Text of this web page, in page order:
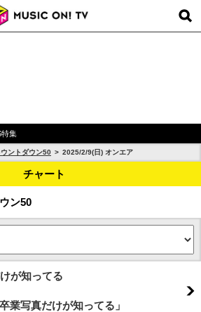
特集
ントダウン50 2025/2/9(日) オンエア
チャート
ン50
が知ってる
業写真だけが知ってる」